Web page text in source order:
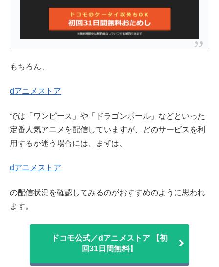
もちろん、
dアニメストア
では「ワンピース」や「ドラゴンボール」などといった
定番人気アニメを配信していますが、どのサービスを利
用するか迷う場合には、まずは、
dアニメストア
の配信状況を確認してみるのがおすすめのように思われ
ます。
ドコモ公式／dアニメストア 【初
回31日間無料】